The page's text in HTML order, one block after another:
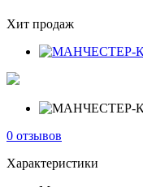
Хит продаж
0 отзывов
Характеристики